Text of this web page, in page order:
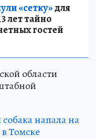
«сетку»для
лет тайно
гостей
области
напала на
Томске